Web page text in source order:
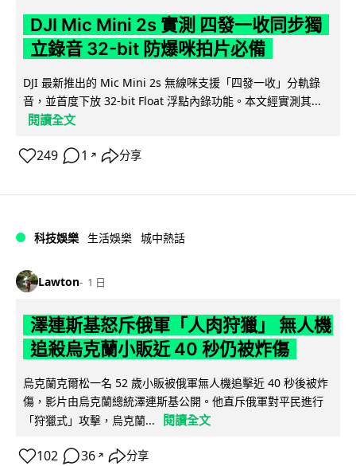
DJI Mic Mini 2s 實測 四發一收同步獨
立錄音 32-bit 防爆咪拍片必備
DJI 最新推出的 Mic Mini 2s 無線咪支援「四發一收」分軌錄
音，並首度下放 32-bit Float 浮點內錄功能。本文經實測其...
閱讀全文
249 1 ↗ 分享
科技娛樂 生活娛樂 城中熱話
Lawton 1 日
澤連斯基怒斥俄軍「人肉狩獵」 無人機
追殺烏克蘭小販近 40 秒仍被炸傷
烏克蘭克爾松一名 52 歲小販被俄軍無人機追擊近 40 秒後被炸
傷，影片由烏克蘭總統澤連斯基公開。他直斥俄軍對平民進行
「狩獵式」攻擊，烏克蘭...
閱讀全文
102 36 ↗ 分享